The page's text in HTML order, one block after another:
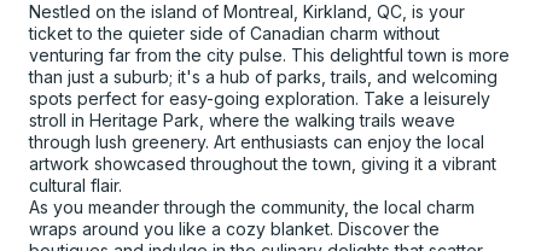
Nestled on the island of Montreal, Kirkland, QC, is your
ticket to the quieter side of Canadian charm without
venturing far from the city pulse. This delightful town is more
than just a suburb; it's a hub of parks, trails, and welcoming
spots perfect for easy-going exploration. Take a leisurely
stroll in Heritage Park, where the walking trails weave
through lush greenery. Art enthusiasts can enjoy the local
artwork showcased throughout the town, giving it a vibrant
cultural flair.
As you meander through the community, the local charm
wraps around you like a cozy blanket. Discover the